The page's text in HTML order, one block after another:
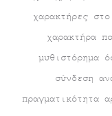
χαρακτήρες
χαρακτήρα
μυθιστόρημα
σύνδεση
πραγματικότητα